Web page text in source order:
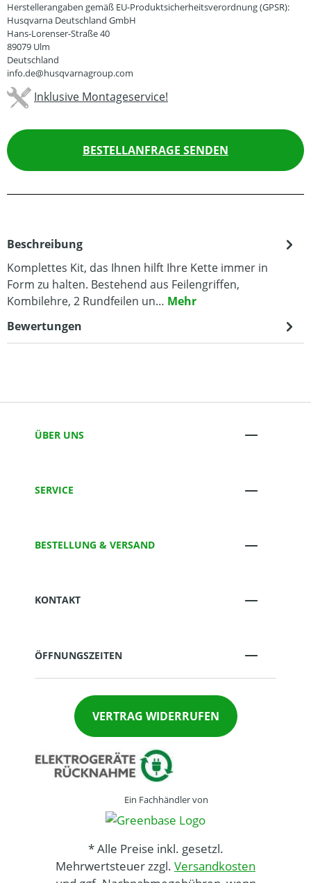
Herstellerangaben gemäß EU-Produktsicherheitsverordnung (GPSR):
Husqvarna Deutschland GmbH
Hans-Lorenser-Straße 40
89079 Ulm
Deutschland
info.de@husqvarnagroup.com
Inklusive Montageservice!
BESTELLANFRAGE SENDEN
Beschreibung
Komplettes Kit, das Ihnen hilft Ihre Kette immer in
Form zu halten. Bestehend aus Feilengriffen,
Kombilehre, 2 Rundfeilen un… Mehr
Bewertungen
ÜBER UNS
SERVICE
BESTELLUNG & VERSAND
KONTAKT
ÖFFNUNGSZEITEN
VERTRAG WIDERRUFEN
Ein Fachhändler von
* Alle Preise inkl. gesetzl.
Mehrwertsteuer zzgl. Versandkosten